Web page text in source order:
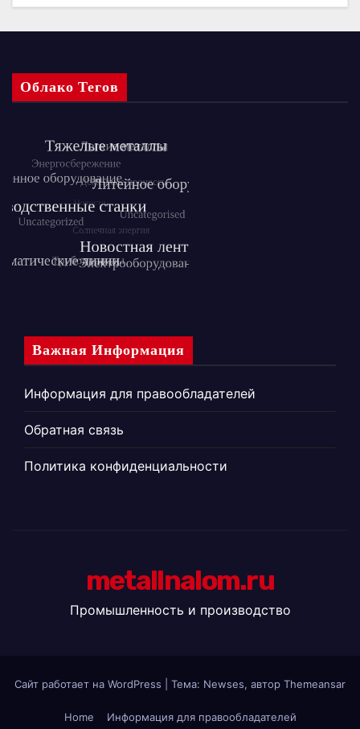
Облако Тегов
Важная Информация
Информация для правообладателей
Обратная связь
Политика конфиденциальности
metallnalom.ru
Промышленность и производство
Сайт работает на WordPress Тема: Newses, автор Themeansar
Home Информация для правообладателей